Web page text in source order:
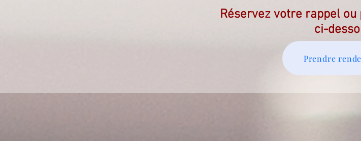
Réservez votre rappel
ci-
Prendre